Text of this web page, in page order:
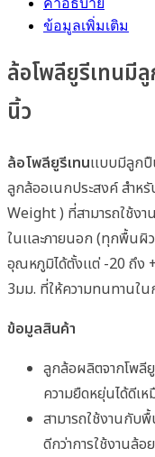
คำอธิบาย
ข้อมูลเพิ่มเติม
ล้อโพลียูรีเทนมี
นิ้ว
ล้อโพลียูรีเทนเเบบมีลูก
ลูกล้ออเนกประสงค์ สำ
Weight ) ที่สามารถใช้งา
ในเเละภายนอก (ทุกพื้น
อุณหภูมิได้ตั้งเเต่ -20 ถึง
3มม. ที่ให้ความทนทานใน
ข้อมูลสินค้า
ลูกล้อผลิตจากโพลี
ความยืดหยุ่นได้ดีเ
สามารถใช้งานกับ
ดีกว่าการใช้งานล้อ